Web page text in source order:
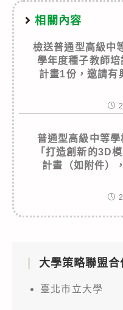
相關內容
檢送普通型高級中
學年度種子教師
計畫1份，邀請有
普通型高級中等
「打造創新的3D
計畫（如附件）
大學策略聯盟合
臺北市立大學